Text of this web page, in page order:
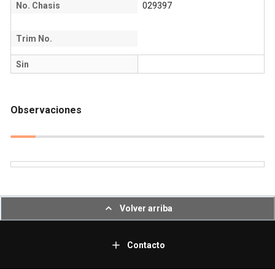
No. Chasis 029397
Trim No.
Sin
Observaciones
Volver arriba
Contacto